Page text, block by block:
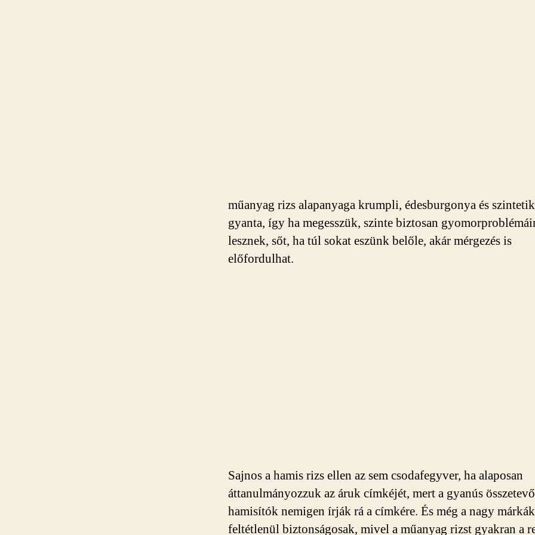
műanyag rizs alapanyaga krumpli, édesburgonya és
gyanta, így ha megesszük, szinte biztosan
lesznek, sőt, ha túl sokat eszünk belőle, akár mérgezés is
előfordulhat.
Sajnos a hamis rizs ellen az sem csodafegyver, ha alaposan
áttanulmányozzuk az áruk címkéjét, mert a gyanús
hamisítók nemigen írják rá a címkére. És még a nagy
feltétlenül biztonságosak, mivel a műanyag rizst gyakran a